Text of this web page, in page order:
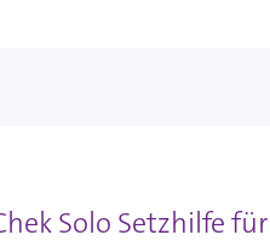
Solo Setzhilfe